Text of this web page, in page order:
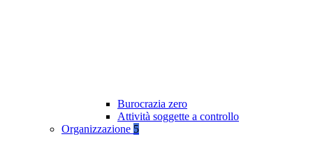
Burocrazia zero
Attività soggette a controllo
Organizzazione 5